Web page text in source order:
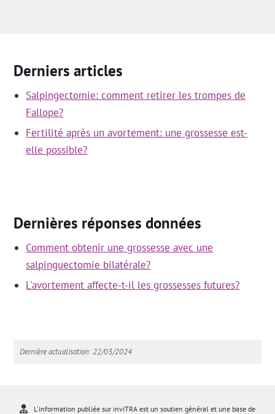
Derniers articles
Salpingectomie: comment retirer les trompes de
Fallope?
Fertilité après un avortement: une grossesse est-
elle possible?
Dernières réponses données
Comment obtenir une grossesse avec une
salpinguectomie bilatérale?
L'avortement affecte-t-il les grossesses futures?
Dernière actualisation: 22/03/2024
L'information publiée sur inviTRA est un soutien général et une base de